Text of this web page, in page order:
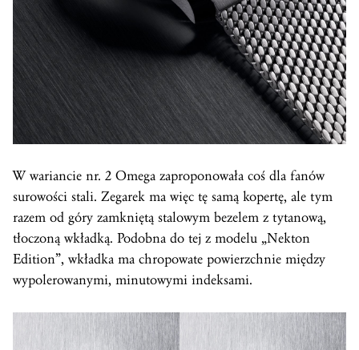
W wariancie nr. 2 Omega zaproponowała coś dla fanów
surowości stali. Zegarek ma więc tę samą kopertę, ale tym
razem od góry zamkniętą stalowym bezelem z tytanową,
tłoczoną wkładką. Podobna do tej z modelu „Nekton
Edition”, wkładka ma chropowate powierzchnie między
wypolerowanymi, minutowymi indeksami.